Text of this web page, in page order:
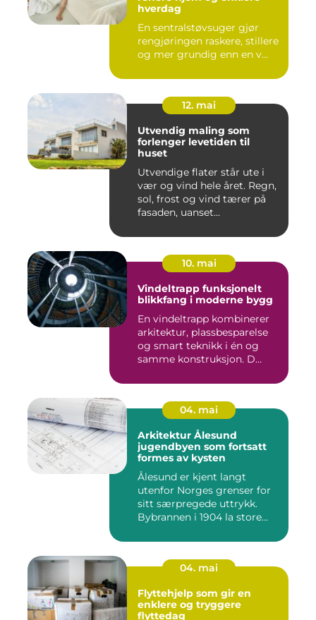
hverdag
En sentralstøvsuger gjør
rengjøringen raskere, stillere
og mer grundig enn en v...
12. mai
Utvendig maling som
forlenger levetiden til
huset
Utvendige flater står ute i
vær og vind hele året. Regn,
sol, frost og vind tærer på
fasaden, uanset...
10. mai
Vindeltrapp funksjonelt
blikkfang i moderne bygg
En vindeltrapp kombinerer
arkitektur, plassbesparelse
og smart teknikk i én og
samme konstruksjon. D...
04. mai
Arkitektur Ålesund
jugendbyen som fortsatt
formes av kysten
Ålesund er kjent langt
utenfor Norges grenser for
sitt særpregede uttrykk.
Bybrannen i 1904 la store...
04. mai
Flyttehjelp som gir en
enklere og tryggere
flyttedag